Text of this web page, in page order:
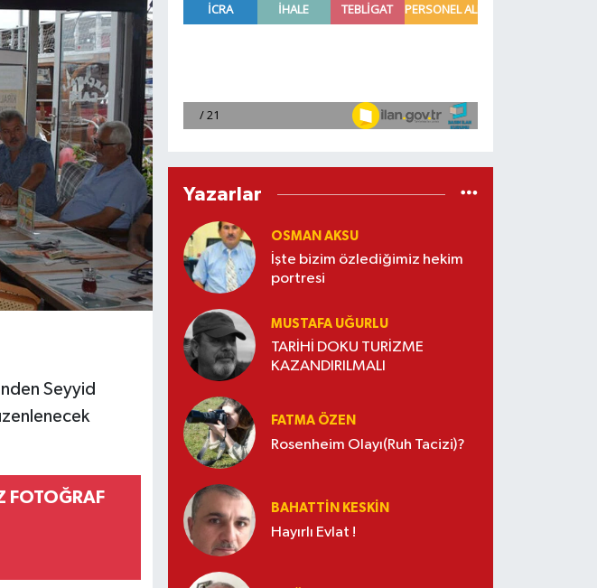
Seyyid
FOTOĞRAF
Yazarlar
OSMAN AKSU
İşte bizim özlediğimiz hekim
portresi
MUSTAFA UĞURLU
TARİHİ DOKU TURİZME
KAZANDIRILMALI
FATMA ÖZEN
Rosenheim Olayı(Ruh Tacizi)?
BAHATTIN KESKİN
Hayırlı Evlat !